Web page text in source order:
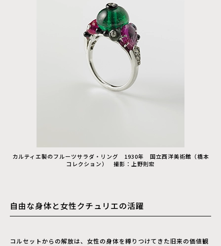
カルティエ製のフルーツサラダ・リング 1930年 国立西洋美術館（橋本
コレクション） 撮影：上野則宏
自由な身体と女性クチュリエの活躍
コルセットからの解放は、女性の身体を縛りつけてきた旧来の価値観